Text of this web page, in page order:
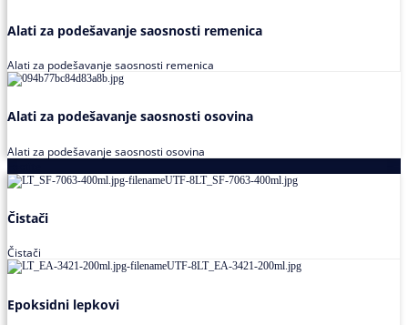
Alati za podešavanje saosnosti remenica
Alati za podešavanje saosnosti remenica
Alati za podešavanje saosnosti osovina
Alati za podešavanje saosnosti osovina
Čistači
Čistači
Epoksidni lepkovi